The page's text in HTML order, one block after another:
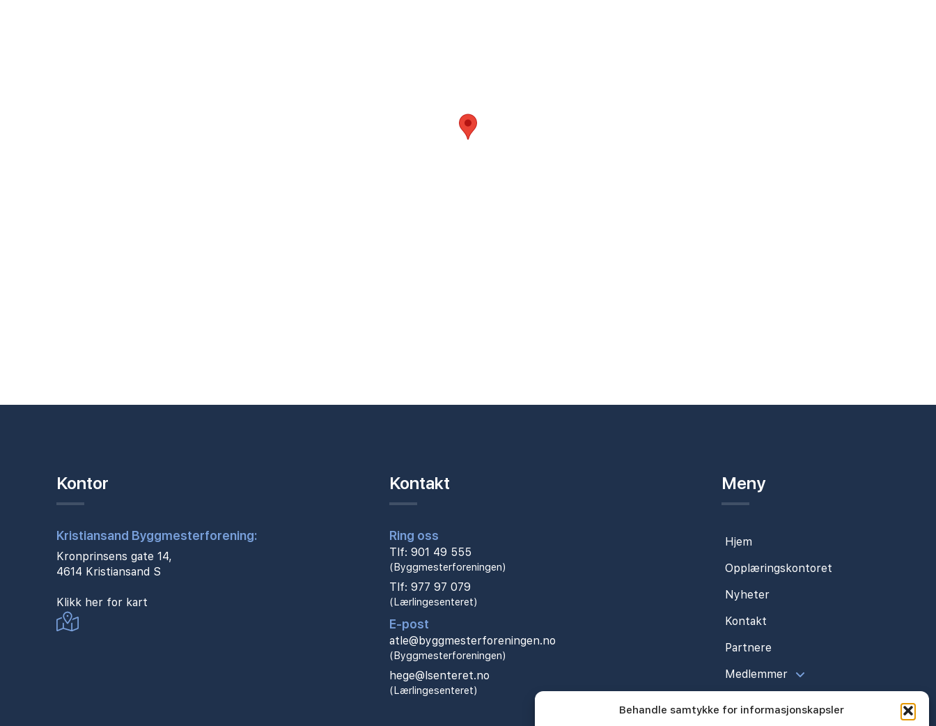
Behandle samtykke for informasjonskapsler
Kontor
Kristiansand Byggmesterforening:
Kronprinsens gate 14,
4614 Kristiansand S
Klikk her for kart
Kontakt
Ring oss
Tlf: 901 49 555
(Byggmesterforeningen)
Tlf: 977 97 079
(Lærlingesenteret)
E-post
atle@byggmesterforeningen.no
(Byggmesterforeningen)
hege@lsenteret.no
(Lærlingesenteret)
Meny
Hjem
Opplæringskontoret
Nyheter
Kontakt
Partnere
Medlemmer